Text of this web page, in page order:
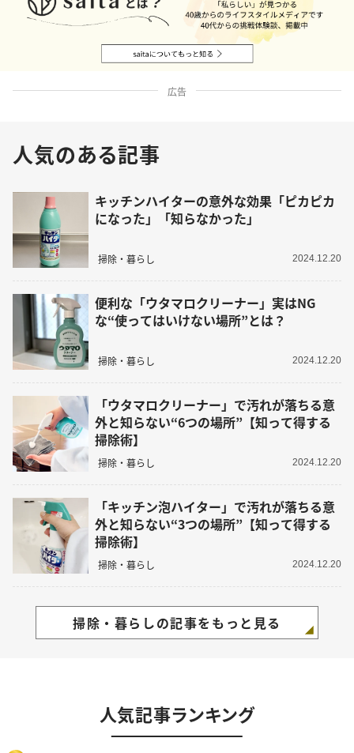
広告
人気のある記事
キッチンハイターの意外な効果「ピカピカ
になった」「知らなかった」
掃除・暮らし 2024.12.20
便利な「ウタマロクリーナー」実はNG
な“使ってはいけない場所”とは？
掃除・暮らし 2024.12.20
「ウタマロクリーナー」で汚れが落ちる意
外と知らない“6つの場所”【知って得する
掃除術】
掃除・暮らし 2024.12.20
「キッチン泡ハイター」で汚れが落ちる意
外と知らない“3つの場所”【知って得する
掃除術】
掃除・暮らし 2024.12.20
掃除・暮らしの記事をもっと見る
人気記事ランキング